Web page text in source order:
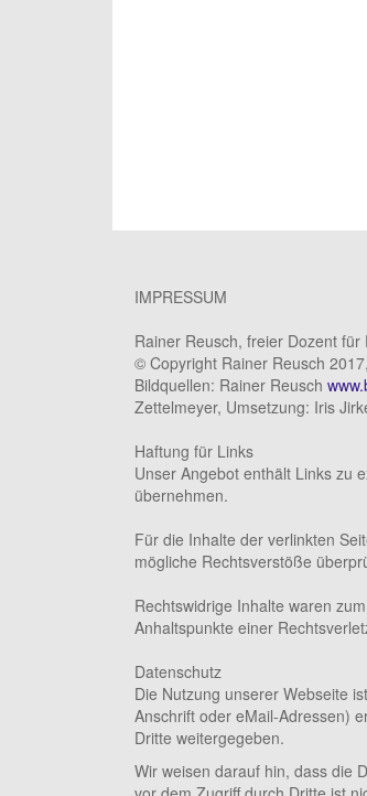
IMPRESSUM
Rainer Reusch, freier Dozent für
© Copyright Rainer Reusch
Bildquellen: Rainer Reusch
Zettelmeyer, Umsetzung: Iris
Haftung für Links
Unser Angebot enthält Links zu
übernehmen.
Für die Inhalte der verlinkten
mögliche Rechtsverstöße
Rechtswidrige Inhalte waren
Anhaltspunkte einer
Datenschutz
Die Nutzung unserer Webseite
Anschrift oder eMail-Adressen)
Dritte weitergegeben.
Wir weisen darauf hin, dass die